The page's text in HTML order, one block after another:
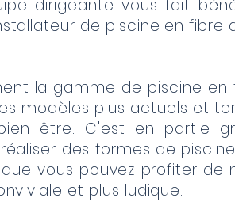
dirigeante vous fait
de piscine en fibre
la gamme de piscine en
modèles plus actuels et
être. C'est en partie
des formes de
vous pouvez profiter de
et plus ludique.